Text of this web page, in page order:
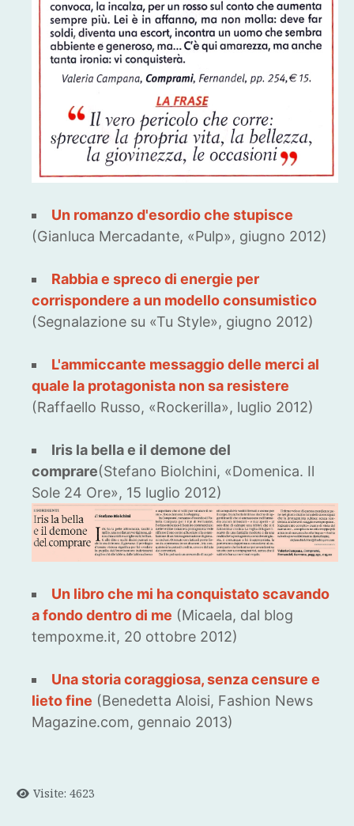
Un romanzo d'esordio che stupisce
(Gianluca Mercadante, «Pulp», giugno 2012)
Rabbia e spreco di energie per
corrispondere a un modello consumistico
(Segnalazione su «Tu Style», giugno 2012)
L'ammiccante messaggio delle merci al
quale la protagonista non sa resistere
(Raffaello Russo, «Rockerilla», luglio 2012)
Iris la bella e il demone del
comprare(Stefano Biolchini, «Domenica. Il
Sole 24 Ore», 15 luglio 2012)
Un libro che mi ha conquistato scavando
a fondo dentro di me (Micaela, dal blog
tempoxme.it, 20 ottobre 2012)
Una storia coraggiosa, senza censure e
lieto fine (Benedetta Aloisi, Fashion News
Magazine.com, gennaio 2013)
Visite: 4623